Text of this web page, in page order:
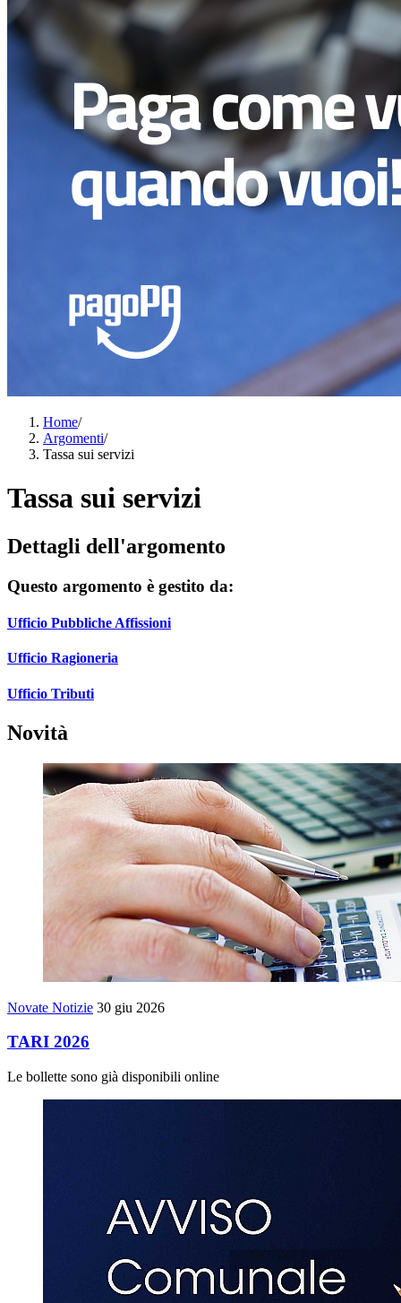
Home/
Argomenti/
Tassa sui servizi
Tassa sui servizi
Dettagli dell'argomento
Questo argomento è gestito da:
Ufficio Pubbliche Affissioni
Ufficio Ragioneria
Ufficio Tributi
Novità
Novate Notizie 30 giu 2026
TARI 2026
Le bollette sono già disponibili online